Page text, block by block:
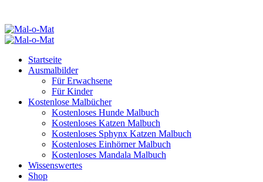
Startseite
Ausmalbilder
Für Erwachsene
Für Kinder
Kostenlose Malbücher
Kostenloses Hunde Malbuch
Kostenloses Katzen Malbuch
Kostenloses Sphynx Katzen Malbuch
Kostenloses Einhörner Malbuch
Kostenloses Mandala Malbuch
Wissenswertes
Shop